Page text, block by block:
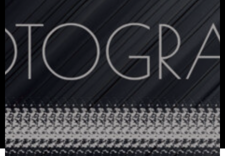
Politique de confidentialité
CGV
Devis Personnalisé
Contact
Les photos de The Magazine
Accès Clients
Espace Sécurisé
Copyright © 2025 THE Magazine. Tous droits réservés.